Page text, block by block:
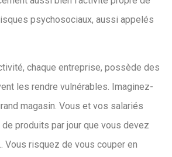
psychosociaux, aussi appelés
chaque entreprise, possède des
les rendre vulnérables. Imaginez-
magasin. Vous et vos salariés
produits par jour que vous devez
Vous risquez de vous couper en